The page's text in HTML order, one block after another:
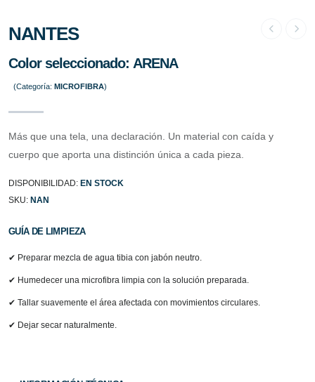
NANTES
Color seleccionado: ARENA
(Categoría: MICROFIBRA)
Más que una tela, una declaración. Un material con caída y
cuerpo que aporta una distinción única a cada pieza.
DISPONIBILIDAD: EN STOCK
SKU: NAN
GUÍA DE LIMPIEZA
✔ Preparar mezcla de agua tibia con jabón neutro.
✔ Humedecer una microfibra limpia con la solución preparada.
✔ Tallar suavemente el área afectada con movimientos circulares.
✔ Dejar secar naturalmente.